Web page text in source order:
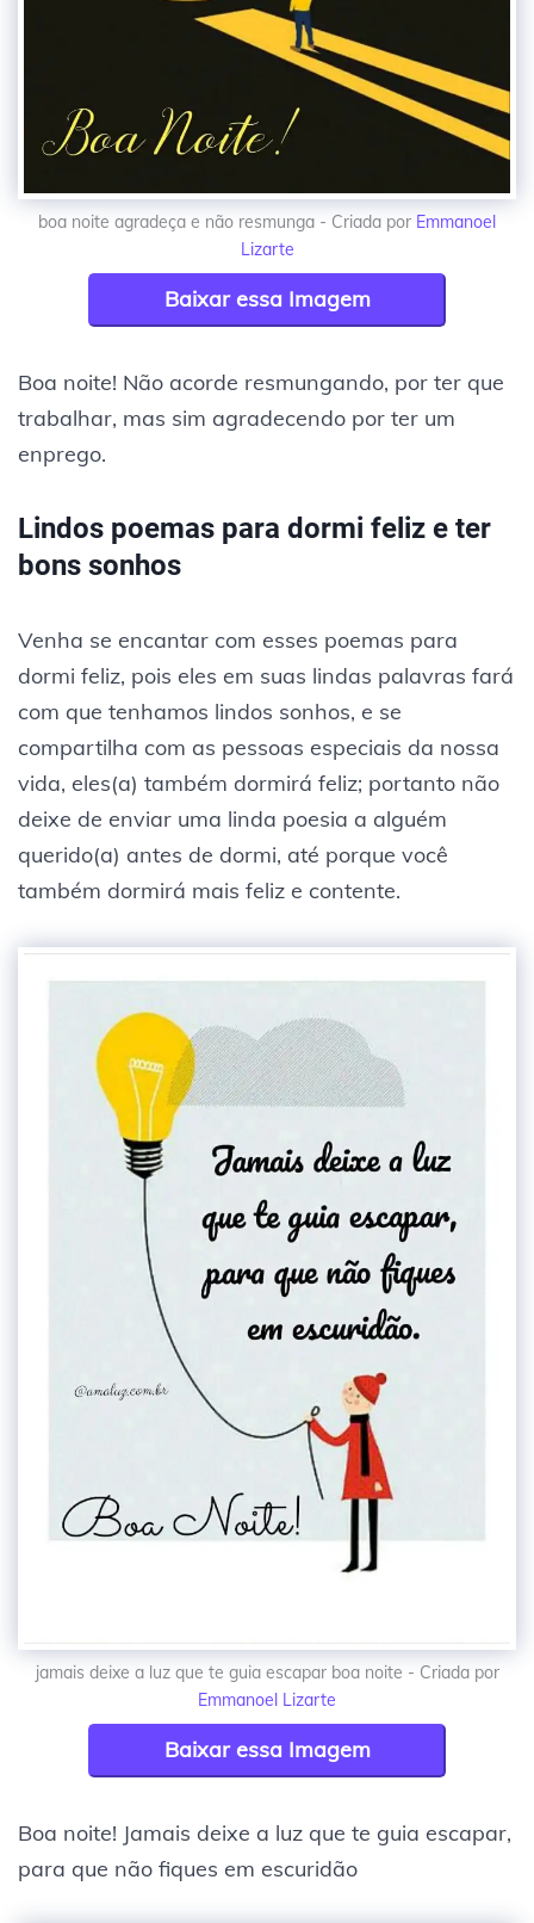
boa noite agradeça e não resmunga - Criada por Emmanoel
Lizarte
Baixar essa Imagem
Boa noite! Não acorde resmungando, por ter que
trabalhar, mas sim agradecendo por ter um
enprego.
Lindos poemas para dormi feliz e ter
bons sonhos
Venha se encantar com esses poemas para
dormi feliz, pois eles em suas lindas palavras fará
com que tenhamos lindos sonhos, e se
compartilha com as pessoas especiais da nossa
vida, eles(a) também dormirá feliz; portanto não
deixe de enviar uma linda poesia a alguém
querido(a) antes de dormi, até porque você
também dormirá mais feliz e contente.
jamais deixe a luz que te guia escapar boa noite - Criada por
Emmanoel Lizarte
Baixar essa Imagem
Boa noite! Jamais deixe a luz que te guia escapar,
para que não fiques em escuridão